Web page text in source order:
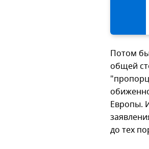
Потом
общей
Европы.
до тех